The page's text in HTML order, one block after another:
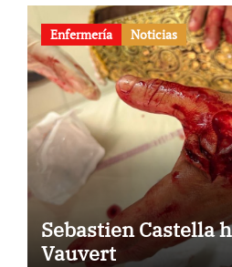
Enfermería Noticias
Sebastien Castella
Vauvert